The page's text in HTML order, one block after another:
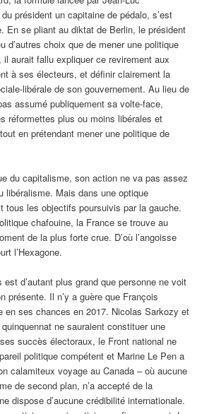
président un capitaine de pédalo, s’est
En se pliant au diktat de Berlin, le président
d’autres choix que de mener une politique
aurait fallu expliquer ce revirement aux
à ses électeurs, et définir clairement la
libérale de son gouvernement. Au lieu de
assumé publiquement sa volte-face,
réformettes plus ou moins libérales et
en prétendant mener une politique de
du capitalisme, son action ne va pas assez
libéralisme. Mais dans une optique
tous les objectifs poursuivis par la gauche.
chafouine, la France se trouve au
de la plus forte crue. D’où l’angoisse
l’Hexagone.
est d’autant plus grand que personne ne voit
présente. Il n’y a guère que François
en ses chances en 2017. Nicolas Sarkozy et
ne sauraient constituer une
succès électoraux, le Front national ne
politique compétent et Marine Le Pen a
calamiteux voyage au Canada – où aucune
de second plan, n’a accepté de la
dispose d’aucune crédibilité internationale.